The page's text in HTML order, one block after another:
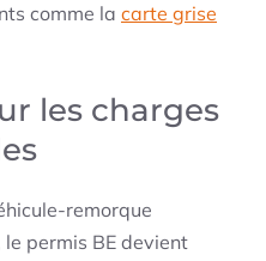
comme la carte grise
les charges
remorque
le permis BE devient